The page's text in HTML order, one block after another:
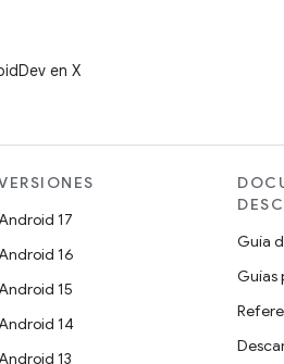
en X
17
16
15
14
13
Guía
Guías